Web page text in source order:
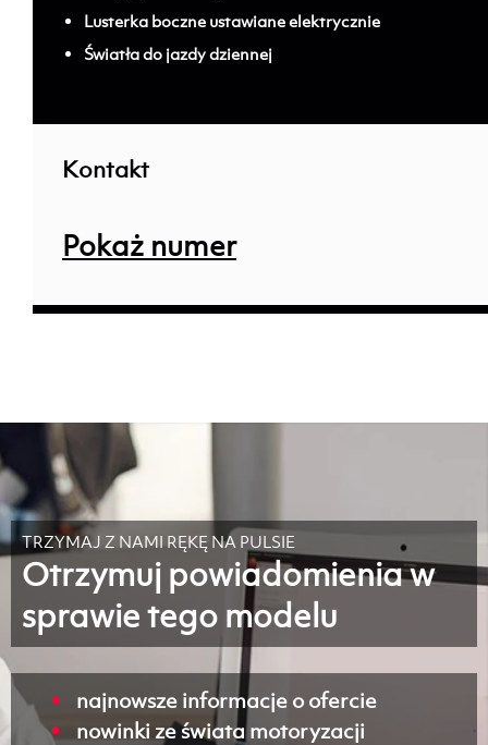
Lusterka boczne ustawiane elektrycznie
Światła do jazdy dziennej
Kontakt
Pokaż numer
TRZYMAJ Z NAMI RĘKĘ NA PULSIE
Otrzymuj powiadomienia w
sprawie tego modelu
najnowsze informacje o ofercie
nowinki ze świata motoryzacji